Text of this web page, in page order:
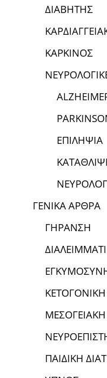
ΔΙΑΒΗΤΗΣ
ΚΑΡΚΙΝΟΣ
ΕΠΙΛΗΨΙΑ
ΓΕΝΙΚΑ ΑΡΘΡΑ
ΓΗΡΑΝΣΗ
ΚΕΤΟΓΟΝΙΚΗ
ΜΕΣΟΓΕΙΑΚΗ
ΠΑΙΔΙΚΗ